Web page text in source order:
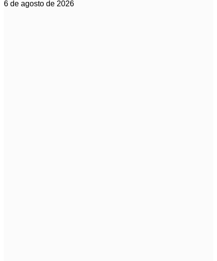
6 de agosto de 2026